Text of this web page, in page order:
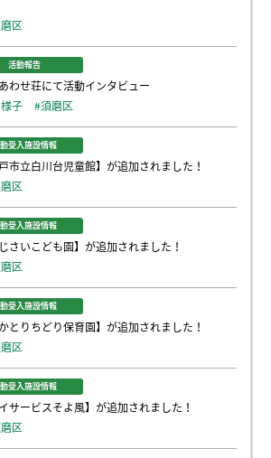
区
活動報告
わせ荘にて活動インタビュー
子 #須磨区
受入施設情報
市立白川台児童館】が追加されました！
区
受入施設情報
さいこども園】が追加されました！
区
受入施設情報
とりちどり保育園】が追加されました！
区
受入施設情報
サービスそよ風】が追加されました！
区